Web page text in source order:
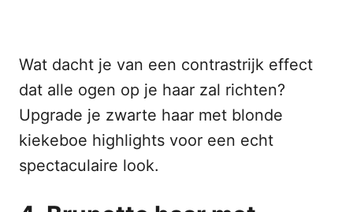
Wat dacht je van een contrastrijk effect
dat alle ogen op je haar zal richten?
Upgrade je zwarte haar met blonde
kiekeboe highlights voor een echt
spectaculaire look.